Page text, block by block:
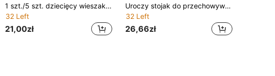
1 szt./5 szt. dziecięcy wieszak na ubrania z perłową kokardką, wieszak na ubrania w stylu bajkowym
32 Left
21,00zł
Uroczy stojak do przechowywania chusteczek i gumek do włosów w kształcie serca, wielofunkcyjny organizer na biurko, odpowiedni do dekoracji pokoju dziecięcego
32 Left
26,66zł